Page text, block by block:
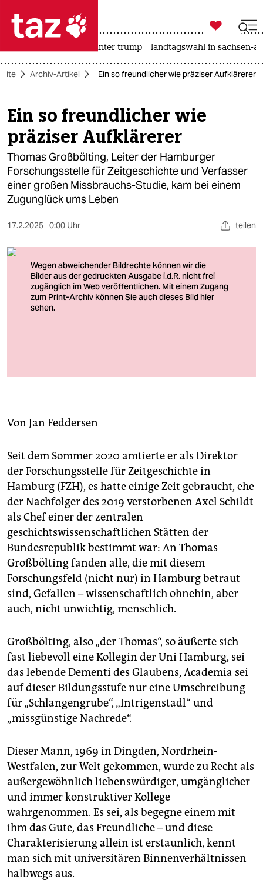
 taz zahl ich
taz zahl ich
themen
politik
öko
gesellschaft
berlin
nord
unterstützen
abo
genossenschaft
epaper login

taz zahl ich
usa unter trump landtagswahl in sachsen-
Archiv-Artikel Ein so freundlicher wie präziser Aufklärerer
Ein so freundlicher wie
präziser Aufklärerer
Thomas Großbölting, Leiter der Hamburger
Forschungsstelle für Zeitgeschichte und Verfasser
einer großen Missbrauchs-Studie, kam bei einem
Zugunglück ums Leben
17.2.2025 0:00 Uhr teilen
Von Jan Feddersen
Seit dem Sommer 2020 amtierte er als Direktor
der Forschungsstelle für Zeitgeschichte in
Hamburg (FZH), es hatte einige Zeit gebraucht, ehe
der Nachfolger des 2019 verstorbenen Axel Schildt
als Chef einer der zentralen
geschichtswissenschaftlichen Stätten der
Bundesrepublik bestimmt war: An Thomas
Großbölting fanden alle, die mit diesem
Forschungsfeld (nicht nur) in Hamburg betraut
sind, Gefallen – wissenschaftlich ohnehin, aber
auch, nicht unwichtig, menschlich.
Großbölting, also „der Thomas“, so äußerte sich
fast liebevoll eine Kollegin der Uni Hamburg, sei
das lebende Dementi des Glaubens, Academia sei
auf dieser Bildungsstufe nur eine Umschreibung
für „Schlangengrube“, „Intrigenstadl“ und
„missgünstige Nachrede“.
Dieser Mann, 1969 in Dingden, Nordrhein-
Westfalen, zur Welt gekommen, wurde zu Recht als
außergewöhnlich liebenswürdiger, umgänglicher
und immer konstruktiver Kollege
wahrgenommen. Es sei, als begegne einem mit
ihm das Gute, das Freundliche – und diese
Charakterisierung allein ist erstaunlich, kennt
man sich mit universitären Binnenverhältnissen
halbwegs aus.